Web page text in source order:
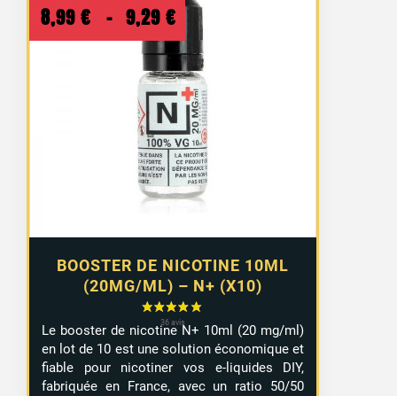
BOOSTER DE NICOTINE 10ML
(20MG/ML) – N+ (X10)
8,99 € – 9,29 € Plage
de
prix :
8,99 €
à
9,29 €
Le booster de nicotine N+ 10ml (20 mg/ml)
en lot de 10 est une solution économique et
fiable pour nicotiner vos e-liquides DIY,
fabriquée en France, avec un ratio 50/50